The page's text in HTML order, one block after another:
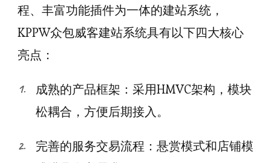
程、丰富功能插件为一体的建站系统，
KPPW众包威客建站系统具有以下四大核心
亮点：
成熟的产品框架：采用HMVC架构，模块
松耦合，方便后期接入。
完善的服务交易流程：悬赏模式和店铺模